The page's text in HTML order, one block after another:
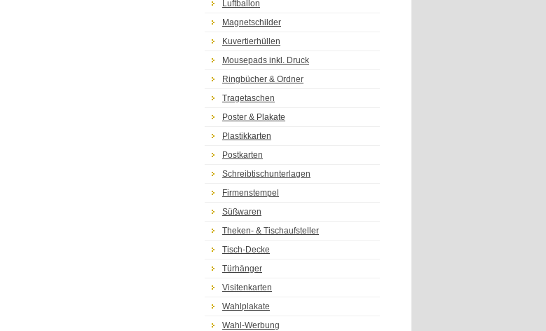
Luftballon
Magnetschilder
Kuvertierhüllen
Mousepads inkl. Druck
Ringbücher & Ordner
Tragetaschen
Poster & Plakate
Plastikkarten
Postkarten
Schreibtischunterlagen
Firmenstempel
Süßwaren
Theken- & Tischaufsteller
Tisch-Decke
Türhänger
Visitenkarten
Wahlplakate
Wahl-Werbung